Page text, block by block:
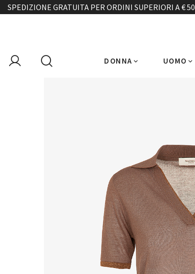
SPEDIZIONE GRATUITA PER ORDINI SUPERIORI A € 50
DONNA UOMO